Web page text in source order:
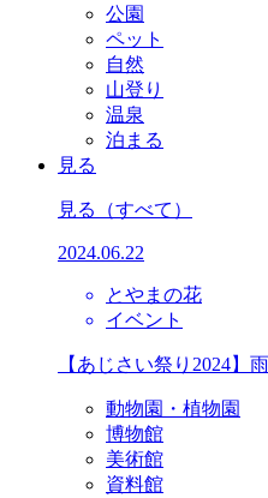
公園
ペット
自然
山登り
温泉
泊まる
見る
見る （すべて）
2024.06.22
とやまの花
イベント
【あじさい祭り2024】
動物園・植物園
博物館
美術館
資料館